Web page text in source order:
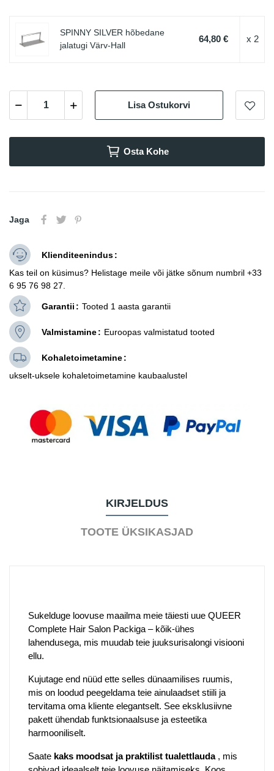
SPINNY SILVER hõbedane
jalatugi Värv-Hall
64,80 € x 2
Lisa Ostukorvi
Osta Kohe
Jaga
Klienditeenindus
Kas teil on küsimus? Helistage meile või jätke sõnum numbril +33
6 95 76 98 27.
Garantii Tooted 1 aasta garantii
Valmistamine Euroopas valmistatud tooted
Kohaletoimetamine
ukselt-uksele kohaletoimetamine kaubaalustel
KIRJELDUS
TOOTE ÜKSIKASJAD
Sukelduge loovuse maailma meie täiesti uue QUEER
Complete Hair Salon Packiga – kõik-ühes
lahendusega, mis muudab teie juuksurisalongi visiooni
ellu.
Kujutage end nüüd ette selles dünaamilises ruumis,
mis on loodud peegeldama teie ainulaadset stiili ja
tervitama oma kliente elegantselt. See eksklusiivne
pakett ühendab funktsionaalsuse ja esteetika
harmooniliselt.
Saate kaks moodsat ja praktilist tualettlauda, mis